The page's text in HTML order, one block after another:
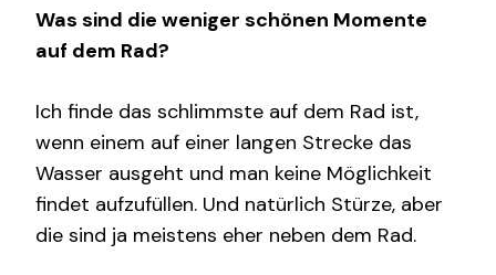
Was sind die weniger schönen Momente
auf dem Rad?
Ich finde das schlimmste auf dem Rad ist,
wenn einem auf einer langen Strecke das
Wasser ausgeht und man keine Möglichkeit
findet aufzufüllen. Und natürlich Stürze, aber
die sind ja meistens eher neben dem Rad.